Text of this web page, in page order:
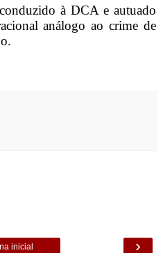
à DCA e autuado
análogo ao crime de
›
inicial